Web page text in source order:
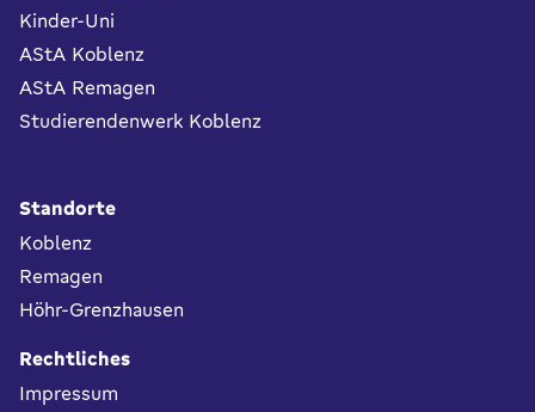
Kinder-Uni
AStA Koblenz
AStA Remagen
Studierendenwerk Koblenz
Standorte
Koblenz
Remagen
Höhr-Grenzhausen
Rechtliches
Impressum